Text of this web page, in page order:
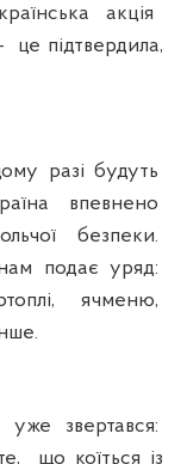
акція
підтвердила,
разі будуть
впевнено
безпеки.
подає уряд:
ячменю,
звертався:
що коїться із